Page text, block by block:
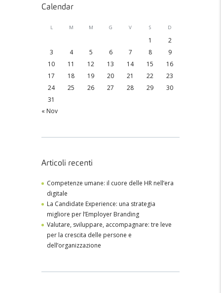
Calendar
L M M G V S D
1
2
3
4 5 6 7 8
9
10
11 12 13 14 15
16
17
18 19 20 21 22
23
24
25 26 27 28 29
30
31
« Nov
Articoli recenti
Competenze umane: il cuore delle HR nell’era
digitale
La Candidate Experience: una strategia
migliore per l’Employer Branding
Valutare, sviluppare, accompagnare: tre leve
per la crescita delle persone e
dell’organizzazione